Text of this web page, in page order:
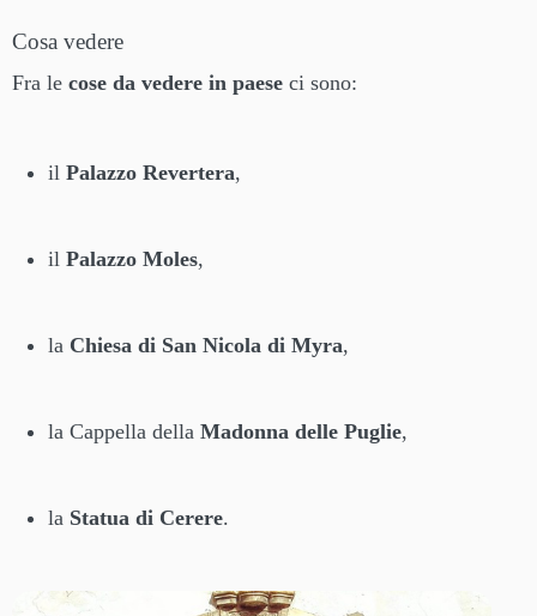
Cosa vedere
Fra le cose da vedere in paese ci sono:
il Palazzo Revertera,
il Palazzo Moles,
la Chiesa di San Nicola di Myra,
la Cappella della Madonna delle Puglie,
la Statua di Cerere.